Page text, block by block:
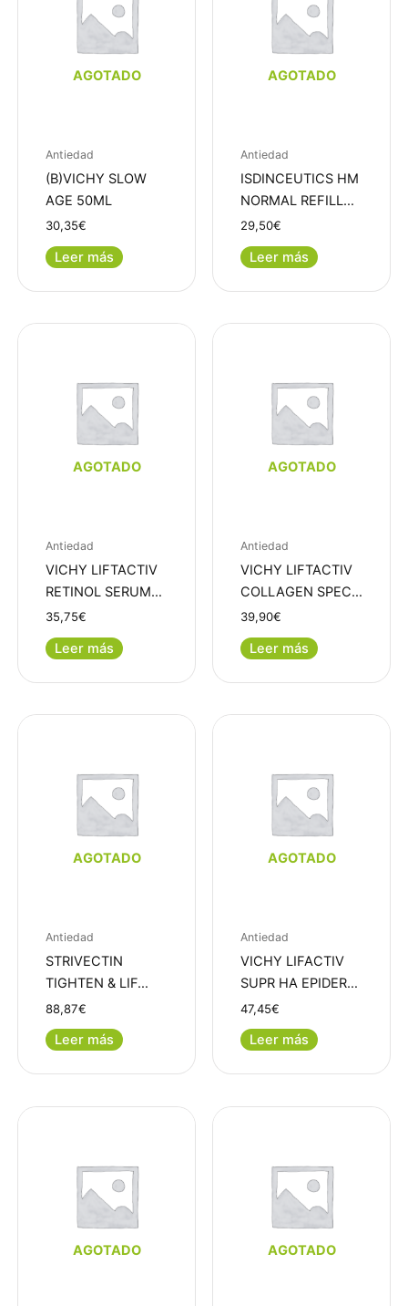
AGOTADO
Antiedad
(B)VICHY SLOW
AGE 50ML
30,35€
Leer más
AGOTADO
Antiedad
ISDINCEUTICS HM
NORMAL REFILL…
29,50€
Leer más
AGOTADO
Antiedad
VICHY LIFTACTIV
RETINOL SERUM…
35,75€
Leer más
AGOTADO
Antiedad
VICHY LIFTACTIV
COLLAGEN SPEC…
39,90€
Leer más
AGOTADO
Antiedad
STRIVECTIN
TIGHTEN & LIF…
88,87€
Leer más
AGOTADO
Antiedad
VICHY LIFACTIV
SUPR HA EPIDER…
47,45€
Leer más
AGOTADO AGOTADO